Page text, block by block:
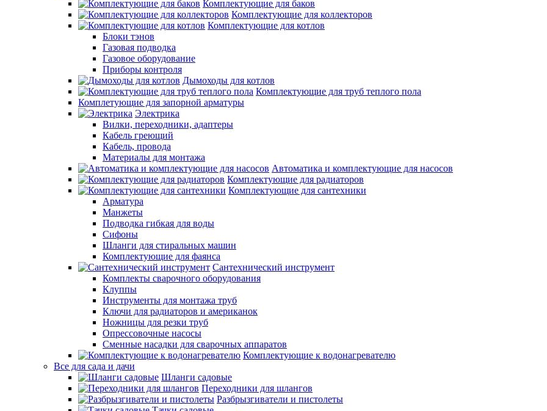
Комплектующие для баков
Комплектующие для коллекторов
Комплектующие для котлов
Блоки тэнов
Газовая подводка
Газовое оборудование
Приборы контроля
Дымоходы для котлов
Комплектующие для труб теплого пола
Комплетующие для запорной арматуры
Электрика
Вилки, переходники, адаптеры
Кабель греющий
Кабель, провода
Материалы для монтажа
Автоматика и комплектующие для насосов
Комплектующие для радиаторов
Комплектующие для сантехники
Арматура
Манжеты
Подводка гибкая для воды
Сифоны
Шланги для стиральных машин
Комплектующие для фаянса
Сантехнический инструмент
Комплекты сварочного оборудования
Клуппы
Инструменты для монтажа труб
Ключи для радиаторов и американок
Ножницы для резки труб
Опрессовочные насосы
Сменные насадки для сварочных аппаратов
Комплектующие к водонагревателю
Все для сада и дачи
Шланги садовые
Переходники для шлангов
Разбрызгиватели и пистолеты